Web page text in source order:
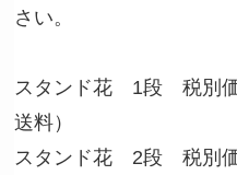
さい。
スタンド花 1段 税別価
送料）
スタンド花 2段 税別価